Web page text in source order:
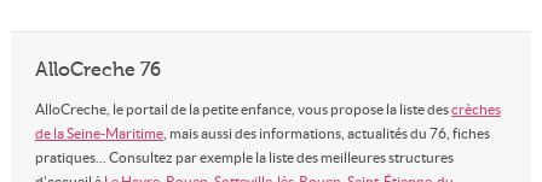
AlloCreche 76
AlloCreche, le portail de la petite enfance, vous propose la liste descrèches
de la Seine-Maritime, mais aussi des informations, actualités du 76, fiches
pratiques... Consultez par exemple la liste des meilleures structures